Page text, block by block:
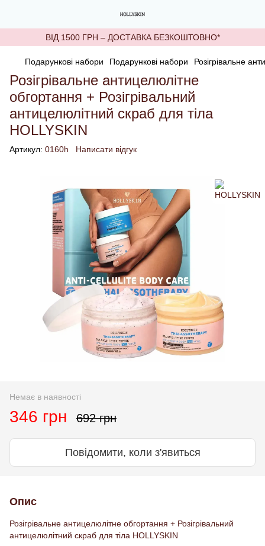
ВІД 1500 ГРН – ДОСТАВКА БЕЗКОШТОВНО*
Подарункові набори Подарункові набори Розігрівальне
Розігрівальне антицелюлітне
обгортання + Розігрівальний
антицелюлітний скраб для тіла
HOLLYSKIN
Артикул: 0160h Написати відгук
Немає в наявності
346 грн 692 грн
Повідомити, коли з'явиться
Опис
Розігрівальне антицелюлітне обгортання + Розігрівальний
антицелюлітний скраб для тіла HOLLYSKIN